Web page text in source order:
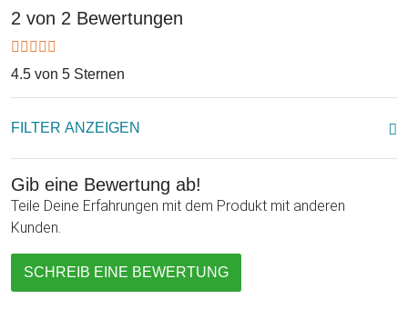
2 von 2 Bewertungen
4.5 von 5 Sternen
FILTER ANZEIGEN
Gib eine Bewertung ab!
Teile Deine Erfahrungen mit dem Produkt mit anderen
Kunden.
SCHREIB EINE BEWERTUNG